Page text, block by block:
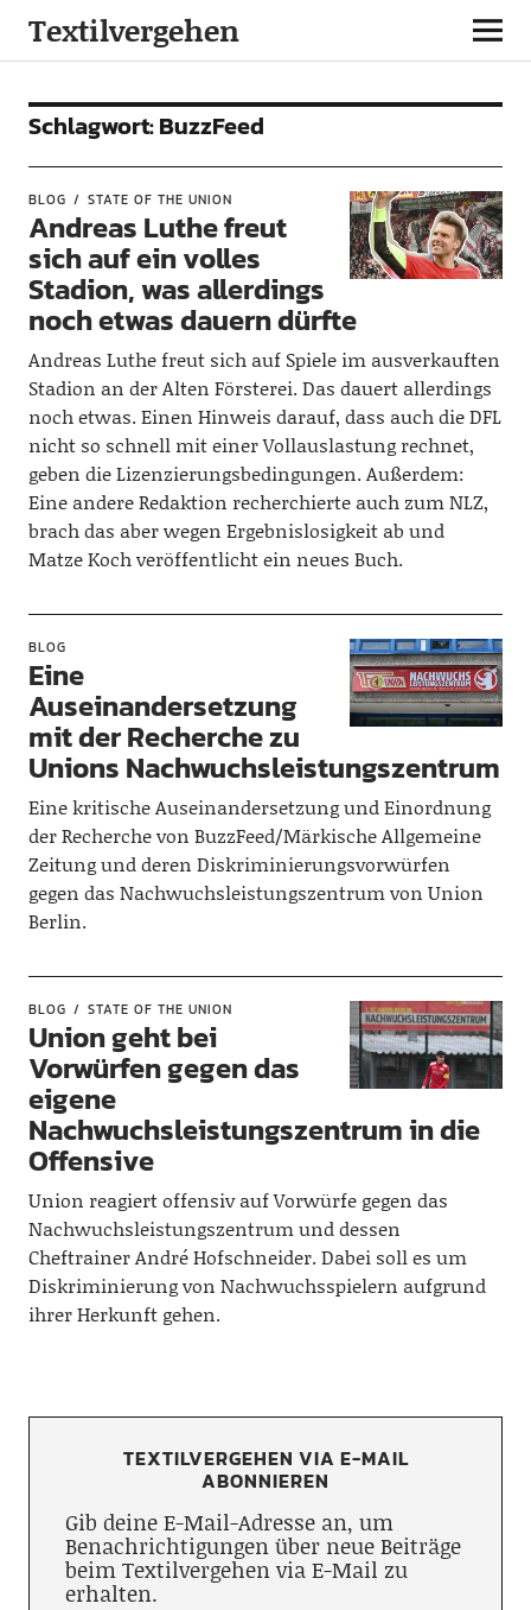
Textilvergehen
Schlagwort:BuzzFeed
BLOG STATE OF THE UNION
Andreas Luthe freut
sich auf ein volles
Stadion, was allerdings
noch etwas dauern dürfte
Andreas Luthe freut sich auf Spiele im ausverkauften
Stadion an der Alten Försterei. Das dauert allerdings
noch etwas. Einen Hinweis darauf, dass auch die DFL
nicht so schnell mit einer Vollauslastung rechnet,
geben die Lizenzierungsbedingungen. Außerdem:
Eine andere Redaktion recherchierte auch zum NLZ,
brach das aber wegen Ergebnislosigkeit ab und
Matze Koch veröffentlicht ein neues Buch.
BLOG
Eine
Auseinandersetzung
mit der Recherche zu
Unions Nachwuchsleistungszentrum
Eine kritische Auseinandersetzung und Einordnung
der Recherche von BuzzFeed/Märkische Allgemeine
Zeitung und deren Diskriminierungsvorwürfen
gegen das Nachwuchsleistungszentrum von Union
Berlin.
BLOG STATE OF THE UNION
Union geht bei
Vorwürfen gegen das
eigene
Nachwuchsleistungszentrum in die
Offensive
Union reagiert offensiv auf Vorwürfe gegen das
Nachwuchsleistungszentrum und dessen
Cheftrainer André Hofschneider. Dabei soll es um
Diskriminierung von Nachwuchsspielern aufgrund
ihrer Herkunft gehen.
TEXTILVERGEHEN VIA E-MAIL
ABONNIEREN
Gib deine E-Mail-Adresse an, um
Benachrichtigungen über neue Beiträge
beim Textilvergehen via E-Mail zu
erhalten.